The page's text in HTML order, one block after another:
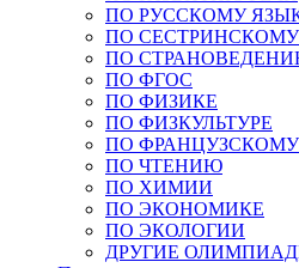
ПО РУССКОМУ
ПО
ПО
ПО ФГОС
ПО ФИЗИКЕ
ПО ФИЗКУЛЬТУРЕ
ПО
ПО ЧТЕНИЮ
ПО ХИМИИ
ПО ЭКОНОМИКЕ
ПО ЭКОЛОГИИ
ДРУГИЕ